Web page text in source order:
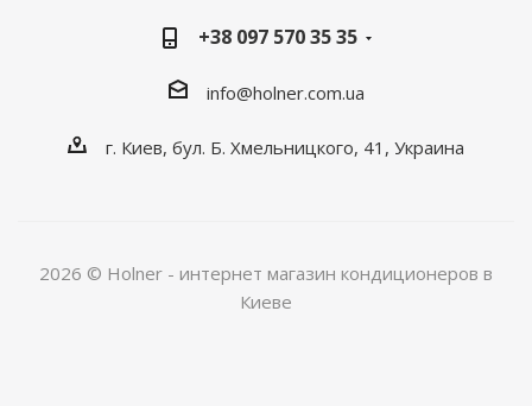
+38 097 570 35 35
info@holner.com.ua
г. Киев, бул. Б. Хмельницкого, 41, Украина
2026 © Holner - интернет магазин кондиционеров в
Киеве